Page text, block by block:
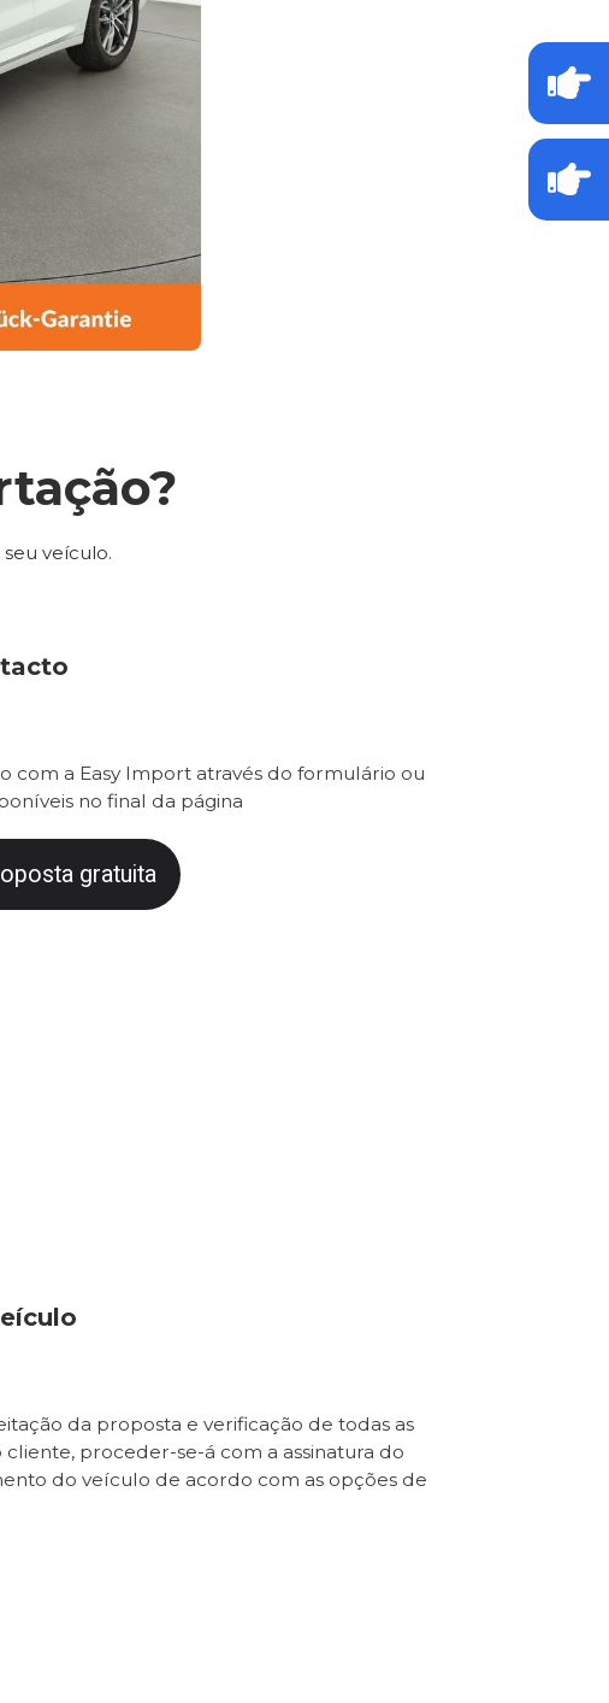
veículo.
com a Easy Import através do formulário ou
no final da página
gratuita
da proposta e verificação de todas as
cliente, proceder-se-á com a assinatura do
do veículo de acordo com as opções de